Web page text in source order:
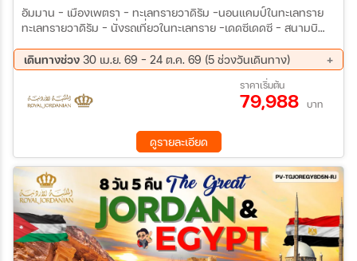
อัมมาน - เมืองเพตรา - ทะเลทรายวาดิรัม -นอนแคมป์ในทะเลทราย
ทะเลทรายวาดิรัม - นั่งรถเที่ยวในทะเลทราย -เดดซีเดดซี - สนามบิ
มิวเซียม ดินเนอร์ล่องเรือแม่น้ำไนล์ - ชมการแสดงระบำหน้าท้อง ไคโร
- เมืองอเล็กซานเดรีย - เสาปอมเปย์ -สุสานแห่งอ เล็กซานเดรีย
(Cattacomb) - ป้อมปราการไคท์เบย์ (Qaitbayไคโร-ช้อบปิ้งตลาดข่าน
เอลคาลิลี เมืองไคโร พิพิธภัณฑ์สถาณแห่งชาติอียิปต์ พ.ค. 69 เป็นต้น
เดินทางช่วง 30 เม.ย. 69 - 24 ต.ค. 69 (5 ช่วงวันเดินทาง)
05 ก.ย. 69 - 12 ก.ย. 69
19 ก.ย. 69 - 26 ก.ย. 69
10 ต.ค. 69 - 17 ต.ค. 69
17 ต.ค. 69 - 24 ต.ค. 69
ราคาเริ่มต้น
79,988 บาท
ดูรายละเอียด